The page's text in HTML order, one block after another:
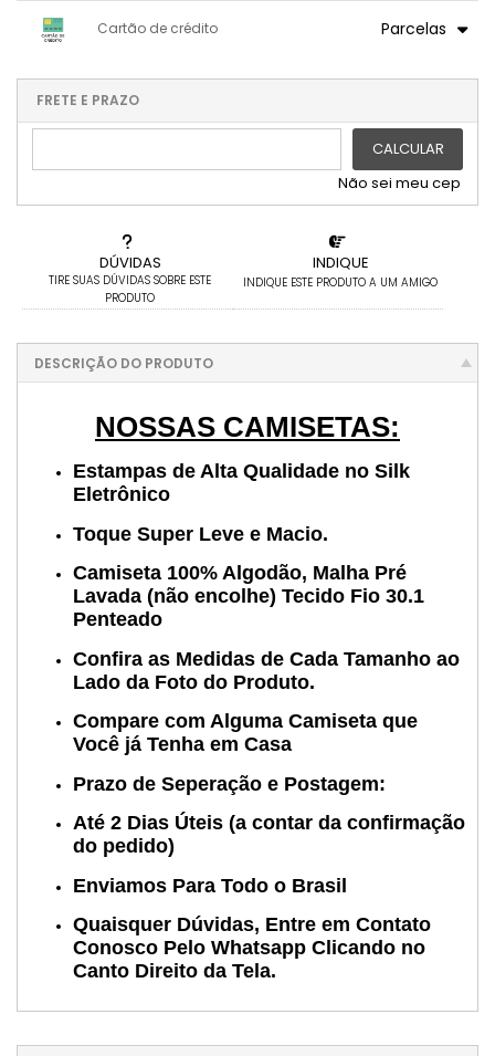
DÚVIDAS
TIRE SUAS DÚVIDAS SOBRE ESTE
PRODUTO
INDIQUE
INDIQUE ESTE PRODUTO A UM AMIGO
.
Cartão de crédito Parcelas
2x sem juros de R$ 59,50
....
FRETE E PRAZO
CALCULAR
Não sei meu cep
DESCRIÇÃO DO PRODUTO
NOSSAS CAMISETAS:
Estampas de Alta Qualidade no Silk
Eletrônico
Toque Super Leve e Macio.
Camiseta 100% Algodão, Malha Pré
Lavada (não encolhe) Tecido Fio 30.1
Penteado
Confira as Medidas de Cada Tamanho ao
Lado da Foto do Produto.
Compare com Alguma Camiseta que
Você já Tenha em Casa
Prazo de Seperação e Postagem:
Até 2 Dias Úteis (a contar da confirmação
do pedido)
Enviamos Para Todo o Brasil
Quaisquer Dúvidas, Entre em Contato
Conosco Pelo Whatsapp Clicando no
Canto Direito da Tela.